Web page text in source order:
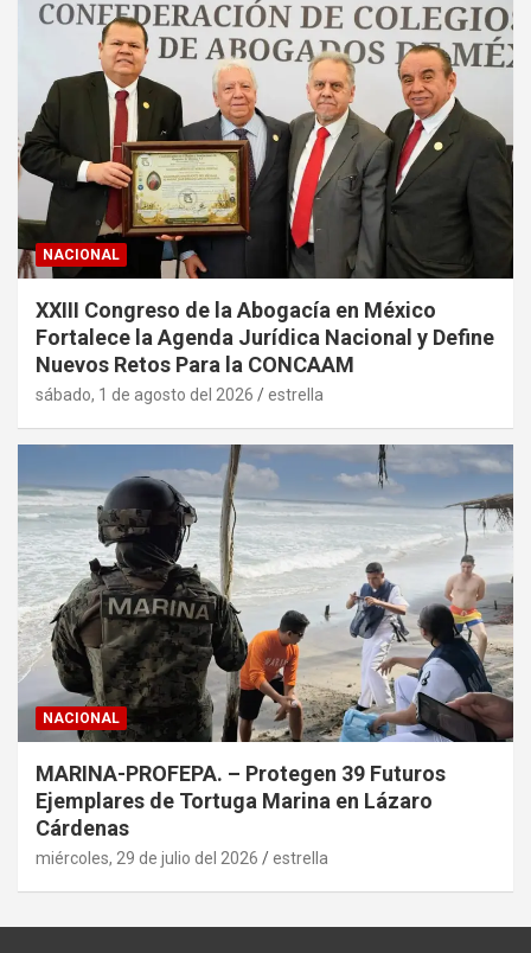
NACIONAL
XXIII Congreso de la Abogacía en México
Fortalece la Agenda Jurídica Nacional y Define
Nuevos Retos Para la CONCAAM
sábado, 1 de agosto del 2026 estrella
NACIONAL
MARINA-PROFEPA. – Protegen 39 Futuros
Ejemplares de Tortuga Marina en Lázaro
Cárdenas
miércoles, 29 de julio del 2026 estrella